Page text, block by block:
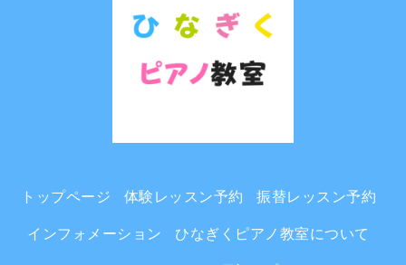
トップページ 体験レッスン予約 振替レッスン予約
インフォメーション ひなぎくピアノ教室について